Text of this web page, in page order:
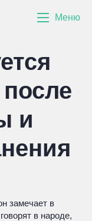
Меню
и
замечает в
в народе,